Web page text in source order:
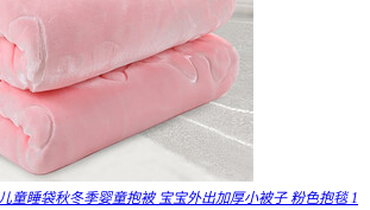
童睡袋秋冬季婴童抱被 宝宝外出加厚小被子 粉色抱毯 1